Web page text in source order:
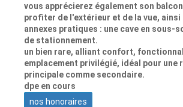
vous apprécierez également son
profiter de l'extérieur et de la vue, ainsi
annexes pratiques : une cave en sous-
de stationnement.
un bien rare, alliant confort,
emplacement privilégié, idéal pour une
principale comme secondaire.
dpe en cours
nos honoraires